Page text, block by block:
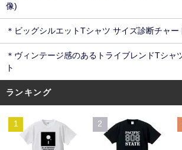
像)
＊ビッグシルエットTシャツ サイズ診断チャー
＊ヴィンテージ感のあるトライブレンドTシャ
ト
ランキング
1 2